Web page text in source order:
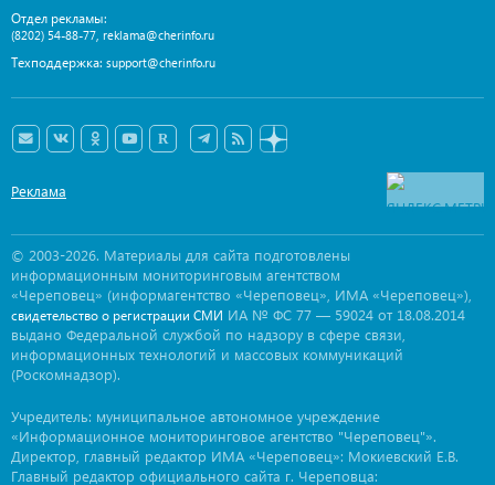
Отдел рекламы:
(8202) 54-88-77, reklama@cherinfo.ru
Техподдержка: support@cherinfo.ru
Реклама
© 2003-2026. Материалы для сайта подготовлены
информационным мониторинговым агентством
«Череповец» (информагентство «Череповец», ИМА «Череповец»),
свидетельство о регистрации СМИ ИА № ФС 77 — 59024 от 18.08.2014
выдано Федеральной службой по надзору в сфере связи,
информационных технологий и массовых коммуникаций
(Роскомнадзор).
Учредитель: муниципальное автономное учреждение
«Информационное мониторинговое агентство "Череповец"».
Директор, главный редактор ИМА «Череповец»: Мокиевский Е.В.
Главный редактор официального сайта г. Череповца: